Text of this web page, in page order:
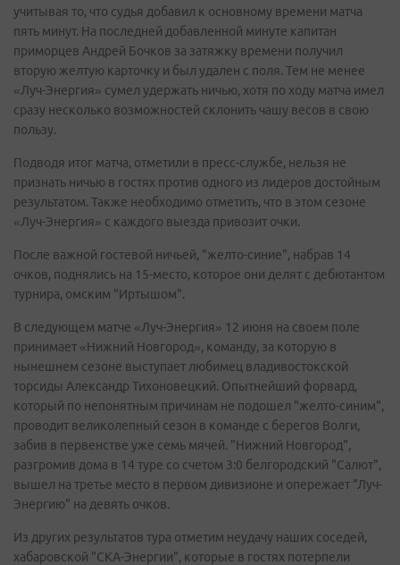
учитывая то, что судья добавил к основному времени матча
пять минут. На последней добавленной минуте капитан
приморцев Андрей Бочков за затяжку времени получил
вторую желтую карточку и был удален с поля. Тем не менее
«Луч-Энергия» сумел удержать ничью, хотя по ходу матча имел
сразу несколько возможностей склонить чашу весов в свою
пользу.
Подводя итог матча, отметили в пресс-службе, нельзя не
признать ничью в гостях против одного из лидеров достойным
результатом. Также необходимо отметить, что в этом сезоне
«Луч-Энергия» с каждого выезда привозит очки.
После важной гостевой ничьей, "желто-синие", набрав 14
очков, поднялись на 15-место, которое они делят с дебютантом
турнира, омским "Иртышом".
В следующем матче «Луч-Энергия» 12 июня на своем поле
принимает «Нижний Новгород», команду, за которую в
нынешнем сезоне выступает любимец владивостокской
торсиды Александр Тихоновецкий. Опытнейший форвард,
который по непонятным причинам не подошел "желто-синим",
проводит великолепный сезон в команде с берегов Волги,
забив в первенстве уже семь мячей. "Нижний Новгород",
разгромив дома в 14 туре со счетом 3:0 белгородский "Салют",
вышел на третье место в первом дивизионе и опережает "Луч-
Энергию" на девять очков.
Из других результатов тура отметим неудачу наших соседей,
хабаровской "СКА-Энергии", которые в гостях потерпели